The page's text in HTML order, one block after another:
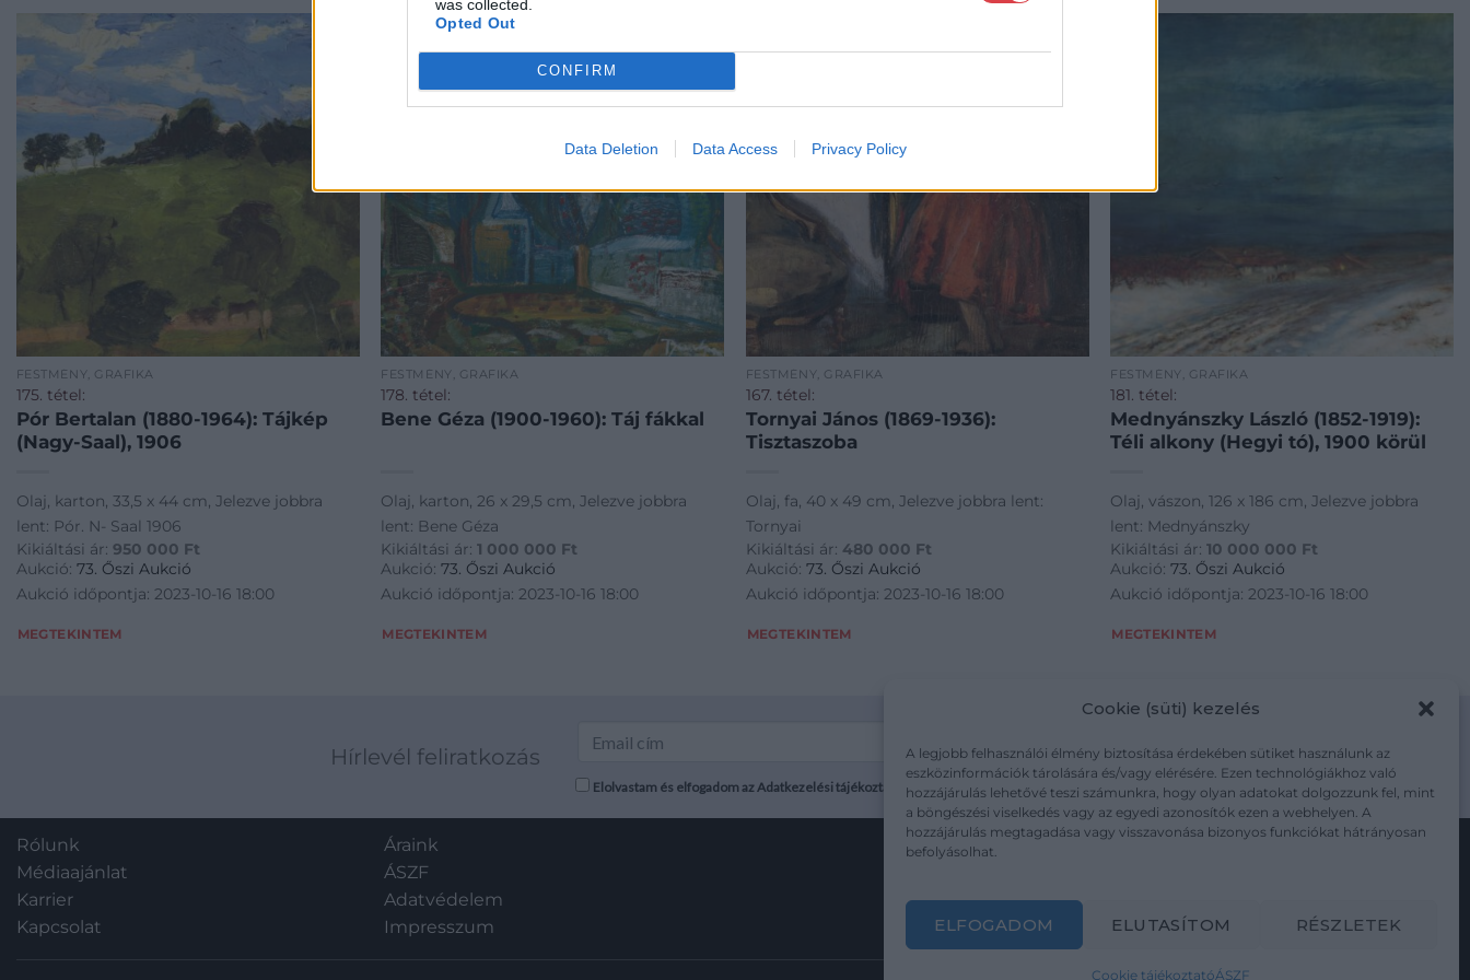
was collected.
Opted Out
CONFIRM
Data Deletion Data Access Privacy Policy
Cookie (süti) kezelés
A legjobb felhasználói élmény biztosítása érdekében sütiket használunk az
eszközinformációk tárolására és/vagy elérésére. Ezen technológiákhoz való
hozzájárulás lehetővé teszi számunkra, hogy olyan adatokat dolgozzunk fel, mint
a böngészési viselkedés vagy az egyedi azonosítók ezen a webhelyen. A
hozzájárulás megtagadása vagy visszavonása bizonyos funkciókat hátrányosan
befolyásolhat.
ELFOGADOM ELUTASÍTOM RÉSZLETEK
Cookie tájékoztatóÁSZF
FESTMÉNY, GRAFIKA
175. tétel:
Pór Bertalan (1880-1964): Tájkép
(Nagy-Saal), 1906
Olaj, karton, 33,5 x 44 cm, Jelezve jobbra
lent: Pór. N- Saal 1906
Kikiáltási ár: 950 000 Ft
Aukció: 73. Őszi Aukció
Aukció időpontja: 2023-10-16 18:00
MEGTEKINTEM
FESTMÉNY, GRAFIKA
178. tétel:
Bene Géza (1900-1960): Táj fákkal
Olaj, karton, 26 x 29,5 cm, Jelezve jobbra
lent: Bene Géza
Kikiáltási ár:1 000 000 Ft
Aukció:73. Őszi Aukció
Aukció időpontja: 2023-10-16 18:00
MEGTEKINTEM
FESTMÉNY, GRAFIKA
167. tétel:
Tornyai János (1869-1936):
Tisztaszoba
Olaj, fa, 40 x 49 cm, Jelezve jobbra lent:
Tornyai
Kikiáltási ár: 480 000 Ft
Aukció: 73. Őszi Aukció
Aukció időpontja: 2023-10-16 18:00
MEGTEKINTEM
FESTMÉNY, GRAFIKA
181. tétel:
Mednyánszky László (1852-1919):
Téli alkony (Hegyi tó), 1900 körül
Olaj, vászon, 126 x 186 cm, Jelezve jobbra
lent: Mednyánszky
Kikiáltási ár:10 000 000 Ft
Aukció:73. Őszi Aukció
Aukció időpontja: 2023-10-16 18:00
MEGTEKINTEM
Hírlevél feliratkozás
Elolvastam és elfogadom az Adatkezelési tájékoztatót: mutargy.com/adatkezelesi-tajekoztato/
Rólunk
Médiaajánlat
Karrier
Kapcsolat
Áraink
ÁSZF
Adatvédelem
Impresszum